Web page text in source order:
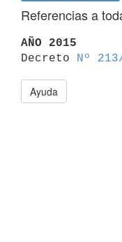
Referencias a
AÑO 2015
Decreto
Nº
Ayuda